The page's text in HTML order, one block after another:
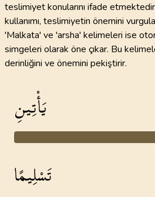
teslimiyet konularını ifade
kullanımı, teslimiyetin önemini
'Malkata' ve 'arsha' kelimeleri ise
simgeleri olarak öne çıkar. Bu
derinliğini ve önemini pekiştirir.
يَأْتِينِ
تَسْلِيمًا